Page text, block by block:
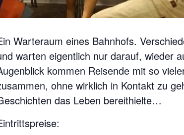
Warteraum eines Bahnhofs.
warten eigentlich nur darauf, wieder
kommen Reisende mit so
ohne wirklich in Kontakt zu
das Leben bereithielte…